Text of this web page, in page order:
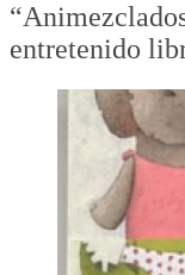
entretenido